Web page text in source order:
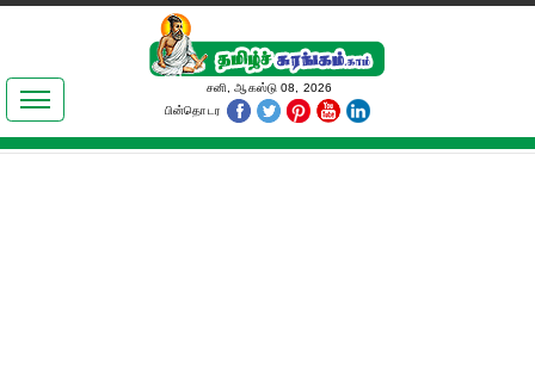
இலக்கியங்கள்
தமிழ் உலகம்
சனி, ஆகஸ்டு 08, 2026
பின்தொடர